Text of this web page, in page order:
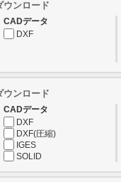
ウンロード
CADデータ
DXF
ウンロード
CADデータ
DXF
DXF(圧縮)
IGES
SOLID